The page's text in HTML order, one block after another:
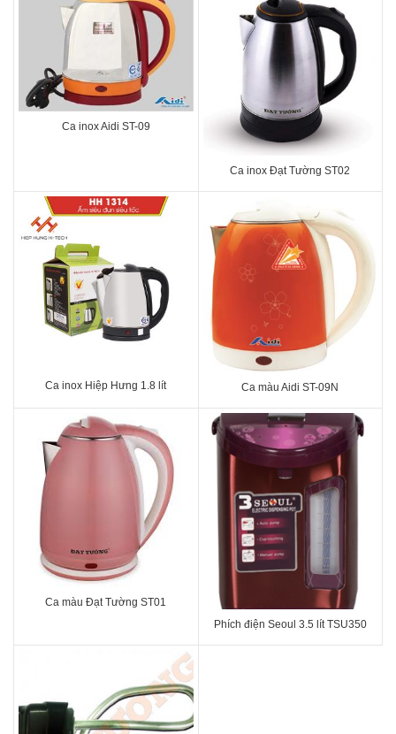
Ca inox Aidi ST-09
Ca inox Đạt Tường ST02
Ca inox Hiệp Hưng 1.8 lít Ca màu Aidi ST-09N
Ca màu Đạt Tường ST01
Phích điện Seoul 3.5 lít TSU350